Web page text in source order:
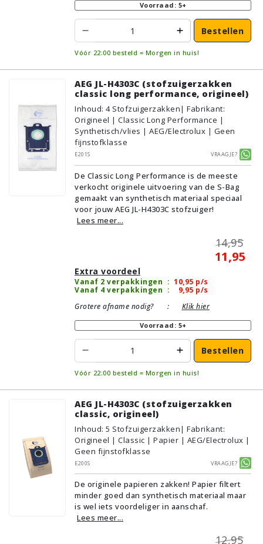
Voorraad: 5+
Bestellen
Vóór 22:00 besteld = Morgen in huis!
AEG JL-H4303C (stofzuigerzakken
classic long performance, origineel)
Inhoud: 4 Stofzuigerzakken| Fabrikant:
Origineel | Classic Long Performance |
Synthetisch/vlies | AEG/Electrolux | Geen
fijnstofklasse
E201S
Vraagje?
De Classic Long Performance is de meeste
verkocht originele uitvoering van de S-Bag
gemaakt van synthetisch materiaal speciaal
voor jouw AEG JL-H4303C stofzuiger!
Lees meer...
14,95
11,95
Extra voordeel
Vanaf 2 verpakkingen : 10,95 p/s
Vanaf 4 verpakkingen : 9,95 p/s
Grotere afname nodig?
: Klik hier
Voorraad: 5+
Bestellen
Vóór 22:00 besteld = Morgen in huis!
AEG JL-H4303C (stofzuigerzakken
classic, origineel)
Inhoud: 5 Stofzuigerzakken| Fabrikant:
Origineel | Classic | Papier | AEG/Electrolux |
Geen fijnstofklasse
E200S
Vraagje?
De originele papieren zakken! Papier filtert
minder goed dan synthetisch materiaal maar
is wel iets voordeliger in aanschaf.
Lees meer...
12,95